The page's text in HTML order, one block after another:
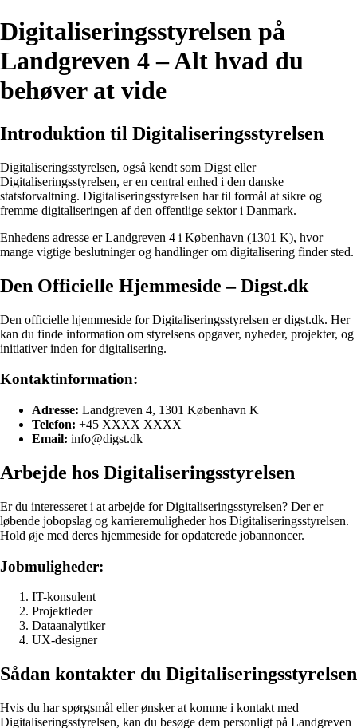
Digitaliseringsstyrelsen på
Landgreven 4 – Alt hvad du
behøver at vide
Introduktion til Digitaliseringsstyrelsen
Digitaliseringsstyrelsen, også kendt som Digst eller
Digitaliseringsstyrelsen, er en central enhed i den danske
statsforvaltning. Digitaliseringsstyrelsen har til formål at sikre og
fremme digitaliseringen af den offentlige sektor i Danmark.
Enhedens adresse er Landgreven 4 i København (1301 K), hvor
mange vigtige beslutninger og handlinger om digitalisering finder sted.
Den Officielle Hjemmeside – Digst.dk
Den officielle hjemmeside for Digitaliseringsstyrelsen er digst.dk. Her
kan du finde information om styrelsens opgaver, nyheder, projekter, og
initiativer inden for digitalisering.
Kontaktinformation:
Adresse: Landgreven 4, 1301 København K
Telefon: +45 XXXX XXXX
Email: info@digst.dk
Arbejde hos Digitaliseringsstyrelsen
Er du interesseret i at arbejde for Digitaliseringsstyrelsen? Der er
løbende jobopslag og karrieremuligheder hos Digitaliseringsstyrelsen.
Hold øje med deres hjemmeside for opdaterede jobannoncer.
Jobmuligheder:
IT-konsulent
Projektleder
Dataanalytiker
UX-designer
Sådan kontakter du Digitaliseringsstyrelsen
Hvis du har spørgsmål eller ønsker at komme i kontakt med
Digitaliseringsstyrelsen, kan du besøge dem personligt på Landgreven